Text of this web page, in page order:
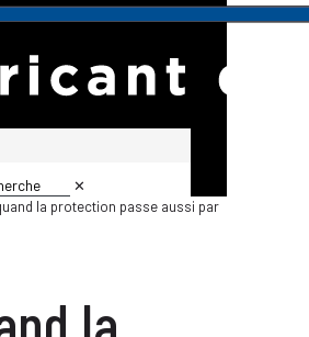
✕
la protection passe aussi par